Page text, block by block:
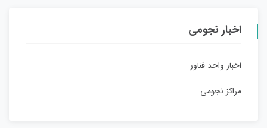
اخبار نجومی
اخبار واحد فناور
مراکز نجومی